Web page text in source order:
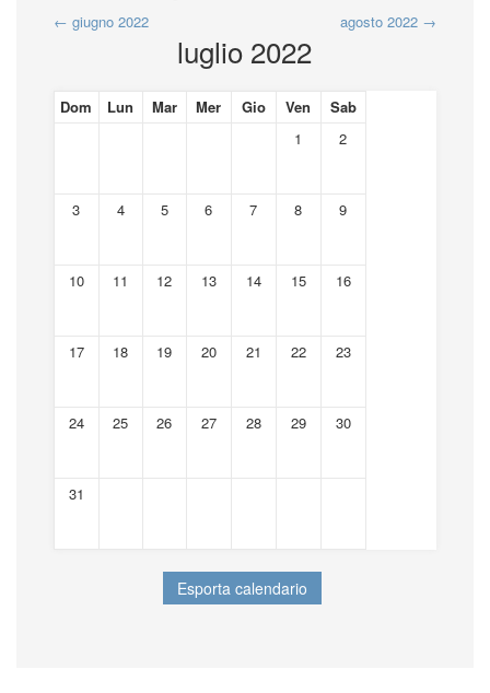
← giugno 2022
luglio 2022
agosto 2022 →
Dom Lun Mar Mer Gio Ven
Sab
1
2
3 4 5 6 7 8 9
10 11 12 13 14 15 16
17 18 19 20 21 22 23
24 25 26 27 28 29 30
31